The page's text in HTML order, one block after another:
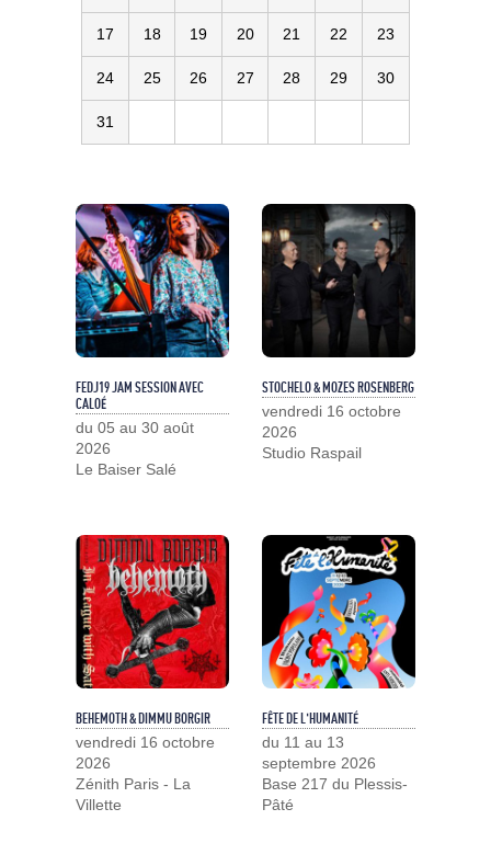
17 18 19 20 21 22 23
24 25 26 27 28 29 30
31
FEDJ19 JAM SESSION AVEC
CALOÉ
du 05 au 30 août
2026
Le Baiser Salé
STOCHELO & MOZES ROSENBERG
vendredi 16 octobre
2026
Studio Raspail
BEHEMOTH & DIMMU BORGIR
vendredi 16 octobre
2026
Zénith Paris - La
Villette
FÊTE DE L'HUMANITÉ
du 11 au 13
septembre 2026
Base 217 du Plessis-
Pâté